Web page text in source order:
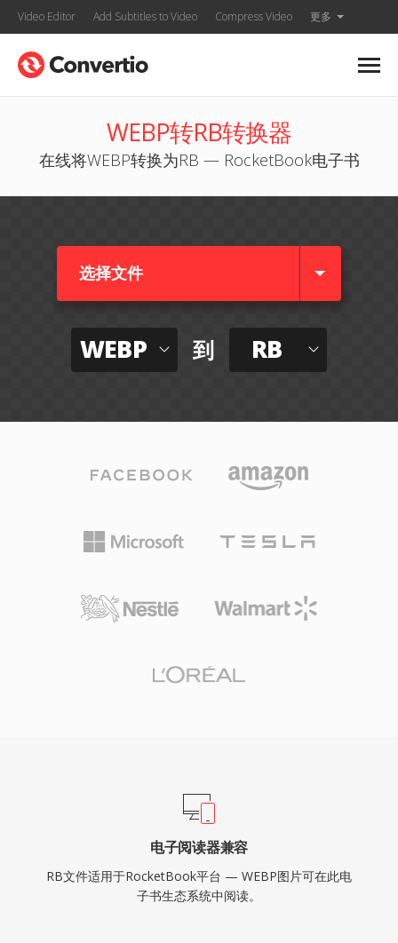
Video Editor Add Subtitles to Video Compress Video 更多
WEBP转RB转换器
在线将WEBP转换为RB — RocketBook电子书
选择文件
WEBP 到 RB
电子阅读器兼容
RB文件适用于RocketBook平台 — WEBP图片可在此电
子书生态系统中阅读。